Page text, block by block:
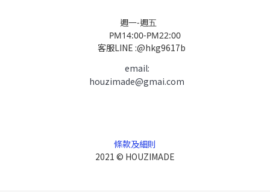
週一-週五
PM14:00-PM22:00
客服LINE :@hkg9617b
email:
houzimade@gmai.com
條款及細則
2021 © HOUZIMADE